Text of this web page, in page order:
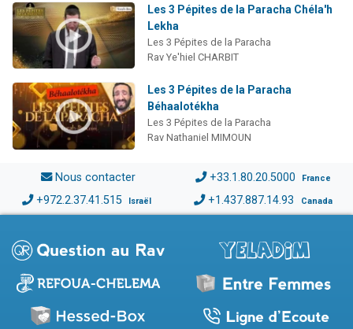
Les 3 Pépites de la Paracha Chéla'h
Lekha
Les 3 Pépites de la Paracha
Rav Ye'hiel CHARBIT
Les 3 Pépites de la Paracha
Béhaalotékha
Les 3 Pépites de la Paracha
Rav Nathaniel MIMOUN
Nous contacter +33.1.80.20.5000 France
+972.2.37.41.515 Israël +1.437.887.14.93 Canada